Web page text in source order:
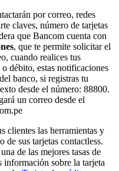
por correo, redes
claves, número de tarjetas
que Bancom cuenta con
, que te permite solicitar el
cuando realices tus
débito, estas notificaciones
banco, si registras tu
desde el número: 88800.
un correo desde el
clientes las herramientas y
de sus tarjetas contactless.
de las mejores tasas de
información sobre la tarjeta